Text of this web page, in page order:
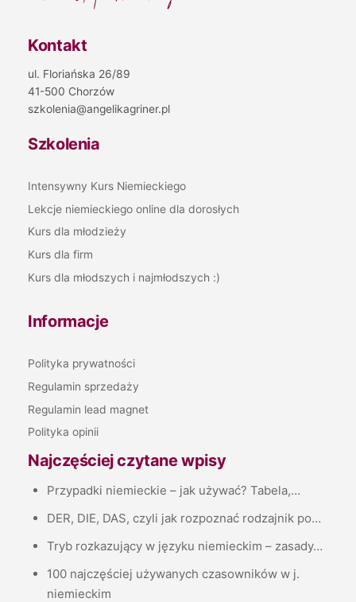
Kontakt
ul. Floriańska 26/89
41-500 Chorzów
szkolenia@angelikagriner.pl
Szkolenia
Intensywny Kurs Niemieckiego
Lekcje niemieckiego online dla dorosłych
Kurs dla młodzieży
Kurs dla firm
Kurs dla młodszych i najmłodszych :)
Informacje
Polityka prywatności
Regulamin sprzedaży
Regulamin lead magnet
Polityka opinii
Najczęściej czytane wpisy
Przypadki niemieckie – jak używać? Tabela,…
DER, DIE, DAS, czyli jak rozpoznać rodzajnik po…
Tryb rozkazujący w języku niemieckim – zasady…
100 najczęściej używanych czasowników w j.
niemieckim